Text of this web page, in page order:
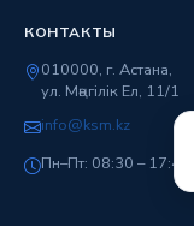
КОНТАКТЫ
010000, г. Астана,
ул. Мәңгілік Ел, 11/1
info@ksm.kz
Пн–Пт: 08:30 – 17:45